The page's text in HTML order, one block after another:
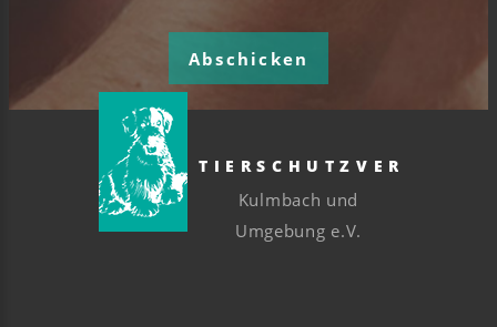
Abschicken
TIERSCHUTZVEREIN
Kulmbach und
Umgebung e.V.